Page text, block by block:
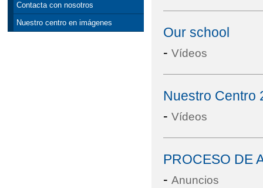
Contacta con nosotros
Nuestro centro en imágenes
Our school
- Vídeos
Nuestro Centro
- Vídeos
PROCESO DE
- Anuncios